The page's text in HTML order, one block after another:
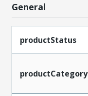
General
productStatus
productCategory